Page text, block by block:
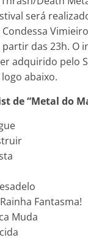
será
das 23h. O
adquirido pelo
abaixo.
de “Metal do
Fantasma!
Muda